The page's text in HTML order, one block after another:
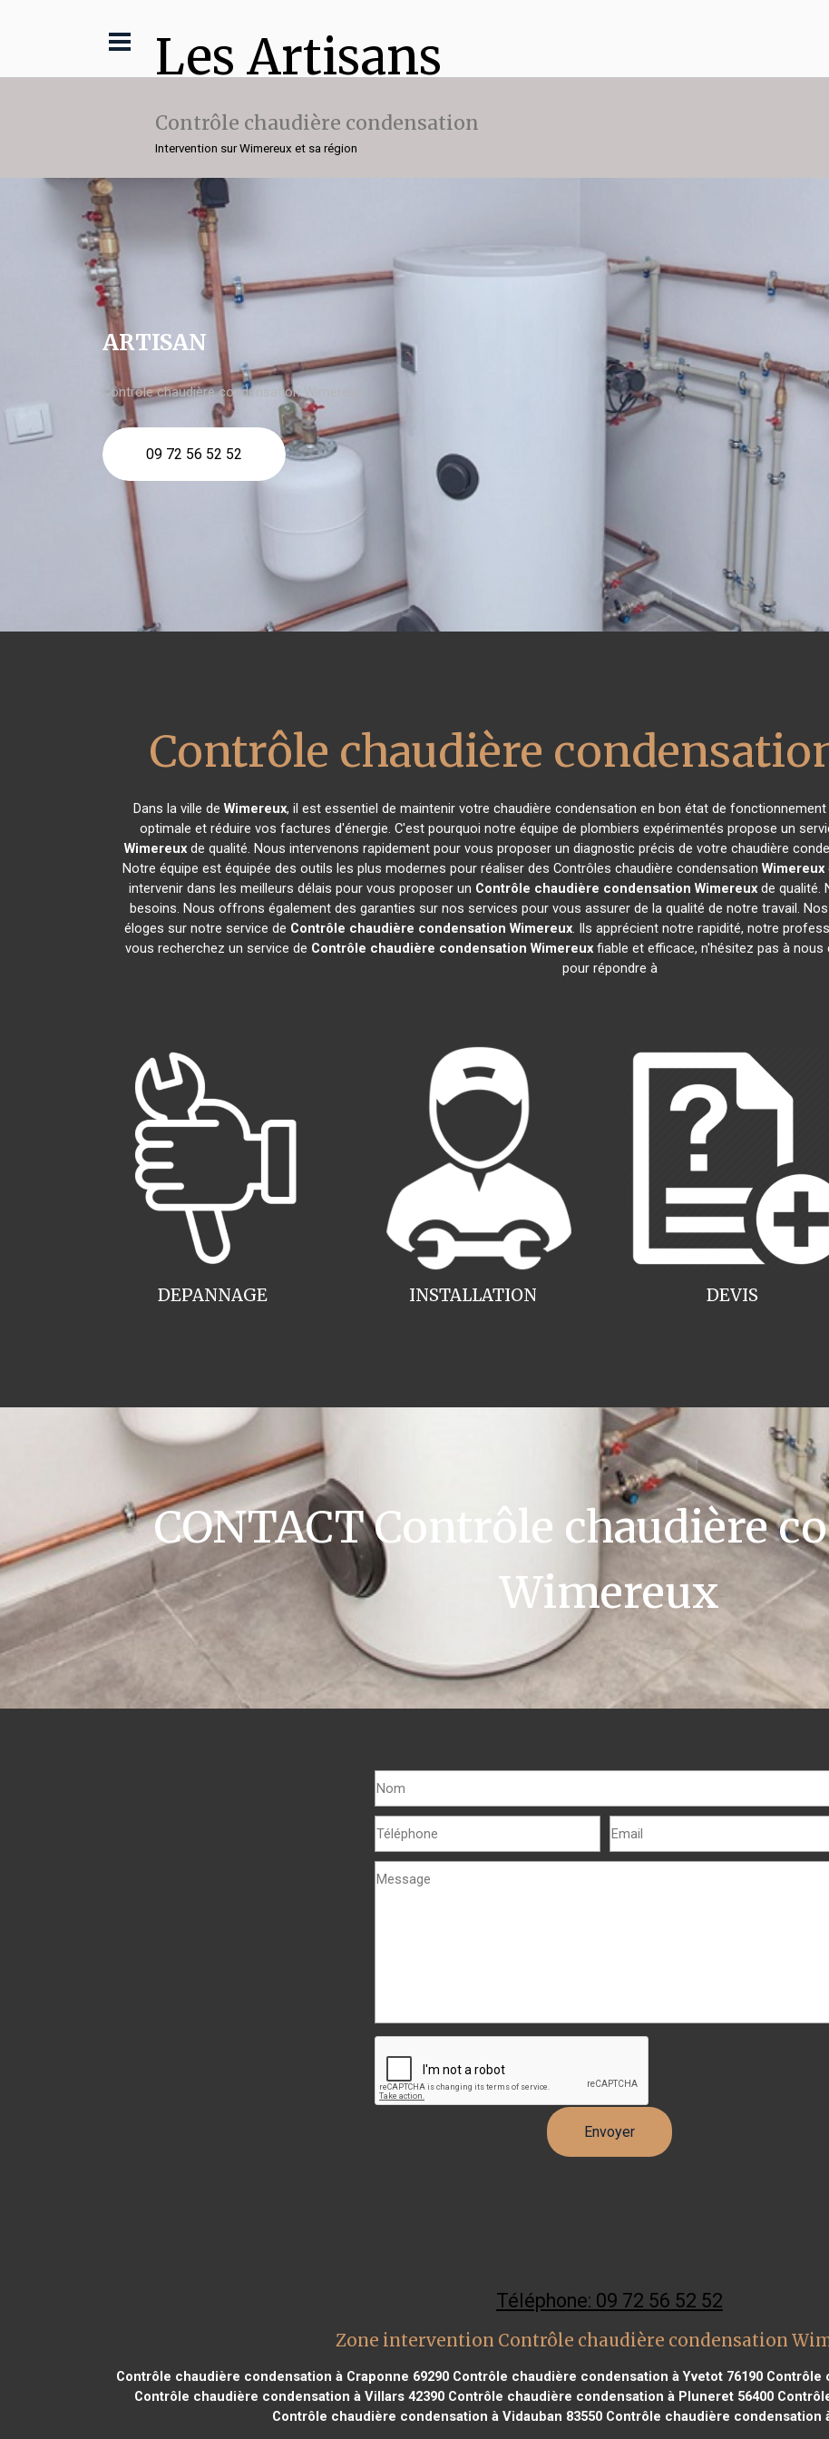
Les Artisans
Contrôle chaudière condensation
Intervention sur Wimereux et sa région
ARTISAN
Contrôle chaudière condensation Wimereux
09 72 56 52 52
Contrôle chaudière
Dans la ville de Wimereux, il est essentiel de maintenir votre chaudière condensation en bon état de
optimale et réduire vos factures d'énergie. C'est pourquoi notre équipe de plombiers expérimentés propose un
Wimereuxde qualité. Nous intervenons rapidement pour vous proposer un diagnostic précis de votre chaudière
Notre équipe est équipée des outils les plus modernes pour réaliser des Contrôles chaudière condensation Wimereux
intervenir dans les meilleurs délais pour vous proposer un Contrôle chaudière condensation Wimereuxde qualité.
besoins. Nous offrons également des garanties sur nos services pour vous assurer de la qualité de notre travail.
éloges sur notre service de Contrôle chaudière condensation Wimereux. Ils apprécient notre rapidité, notre
vous recherchez un service de Contrôle chaudière condensation Wimereux fiable et efficace, n'hésitez pas à
pour répondre à
INSTALLATION
DEPANNAGE DEVIS
CONTACT Contrôle chaudière
Wimereux
Téléphone: 09 72 56 52 52
Zone intervention Contrôle chaudière condensation
Contrôle chaudière condensation à Craponne 69290Contrôle chaudière condensation à Yvetot 76190Contrôle
Contrôle chaudière condensation à Villars 42390 Contrôle chaudière condensation à Pluneret 56400
Contrôle chaudière condensation à Vidauban 83550 Contrôle chaudière condensation